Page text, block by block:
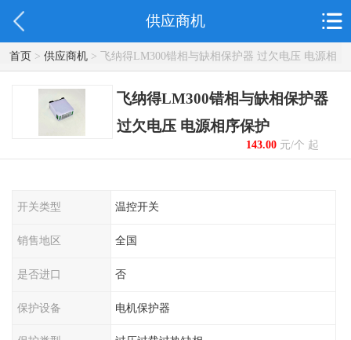
供应商机
首页> 供应商机> 飞纳得LM300错相与缺相保护器 过欠电压 电源相
序保护
飞纳得LM300错相与缺相保护器
过欠电压 电源相序保护
143.00元/个 起
开关类型 温控开关
销售地区 全国
是否进口 否
保护设备 电机保护器